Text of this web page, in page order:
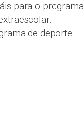
para o programa
de deporte